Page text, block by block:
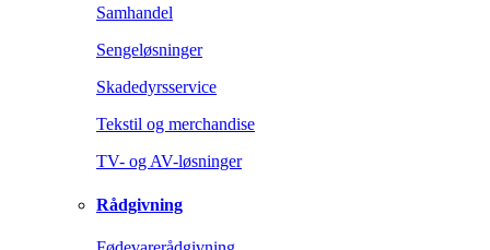
Samhandel
Sengeløsninger
Skadedyrsservice
Tekstil og merchandise
TV- og AV-løsninger
Rådgivning